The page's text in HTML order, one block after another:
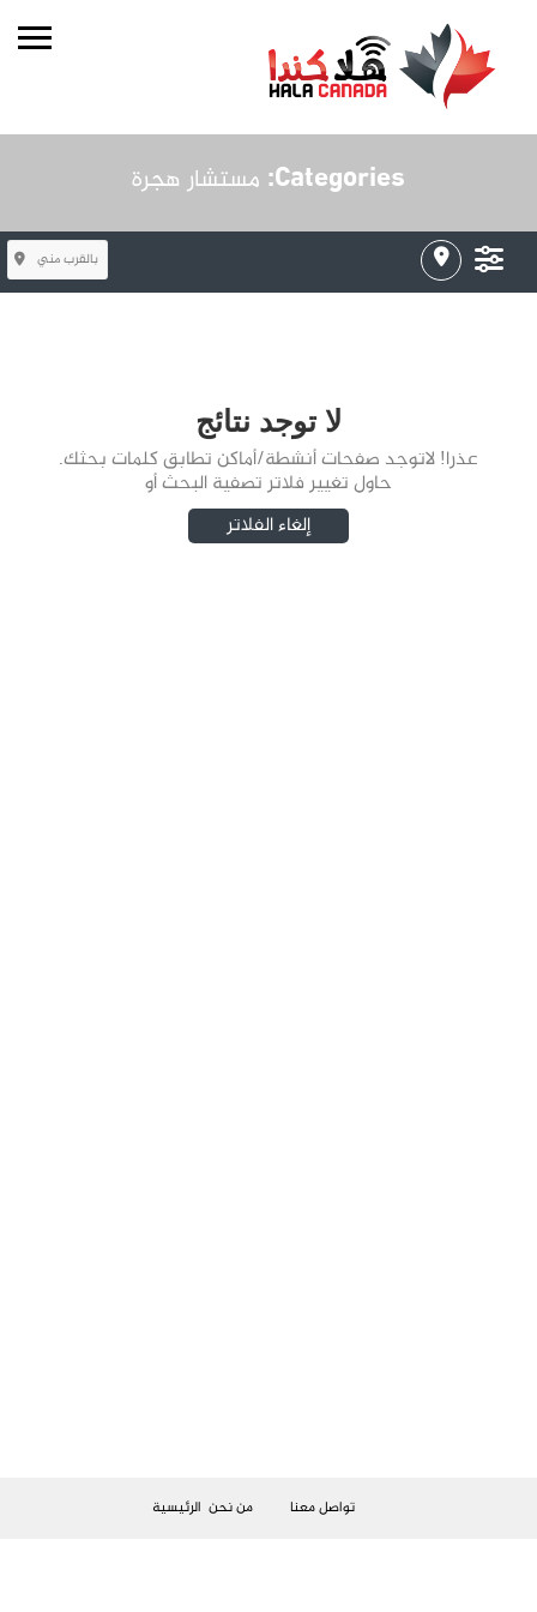
Categories: مستشار هجرة
بالقرب مني
لا توجد نتائج
عذرا! لاتوجد صفحات أنشطة/أماكن تطابق كلمات بحثك.
حاول تغيير فلاتر تصفية البحث أو
إلغاء الفلاتر
تواصل معنا من نحن الرئيسية